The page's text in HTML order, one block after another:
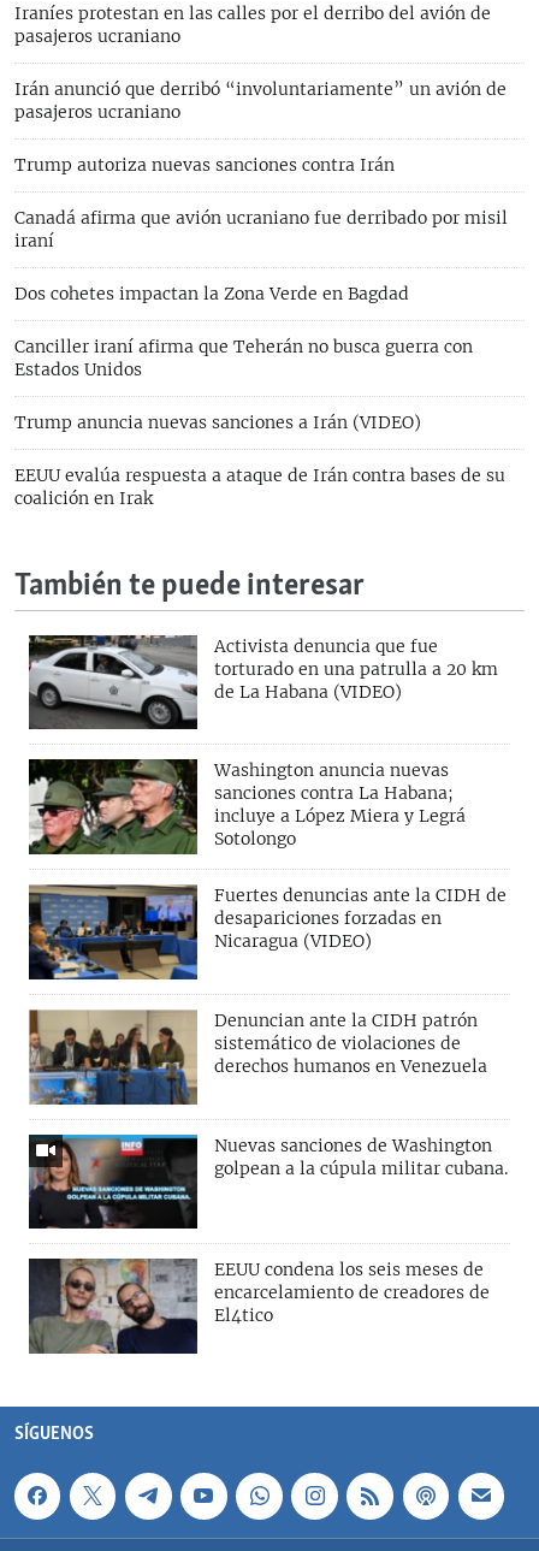
Iraníes protestan en las calles por el derribo del avión de
pasajeros ucraniano
Irán anunció que derribó “involuntariamente” un avión de
pasajeros ucraniano
Trump autoriza nuevas sanciones contra Irán
Canadá afirma que avión ucraniano fue derribado por misil
iraní
Dos cohetes impactan la Zona Verde en Bagdad
Canciller iraní afirma que Teherán no busca guerra con
Estados Unidos
Trump anuncia nuevas sanciones a Irán (VIDEO)
EEUU evalúa respuesta a ataque de Irán contra bases de su
coalición en Irak
También te puede interesar
Activista denuncia que fue
torturado en una patrulla a 20 km
de La Habana (VIDEO)
Washington anuncia nuevas
sanciones contra La Habana;
incluye a López Miera y Legrá
Sotolongo
Fuertes denuncias ante la CIDH de
desapariciones forzadas en
Nicaragua (VIDEO)
Denuncian ante la CIDH patrón
sistemático de violaciones de
derechos humanos en Venezuela
Nuevas sanciones de Washington
golpean a la cúpula militar cubana.
EEUU condena los seis meses de
encarcelamiento de creadores de
El4tico
SÍGUENOS